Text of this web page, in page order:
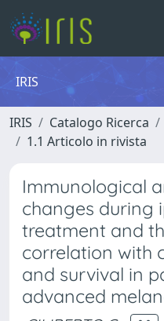
IRIS
IRIS Catalogo Ricerca
1.1 Articolo in rivista
Immunological
changes during
treatment and
correlation with
and survival in
advanced